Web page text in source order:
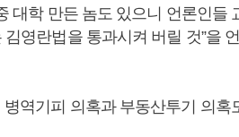
대학 만든 놈도 있으니 언론인들
영란법을 통과시켜 버릴 것”을
역기피 의혹과 부동산투기 의혹